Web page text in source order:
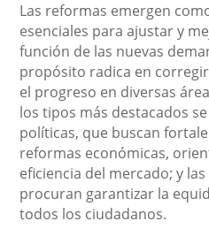
Las reformas emergen
esenciales para ajustar y
función de las nuevas
propósito radica en
el progreso en diversas
los tipos más destacados
políticas, que buscan
reformas económicas,
eficiencia del mercado; y
procuran garantizar la
todos los ciudadanos.